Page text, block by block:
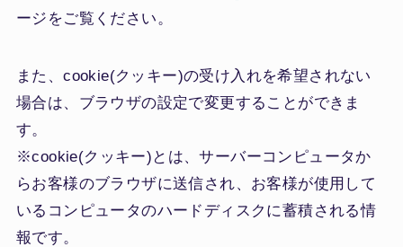
ージをご覧ください。
また、cookie(クッキー)の受け入れを希望されない
場合は、ブラウザの設定で変更することができま
す。
※cookie(クッキー)とは、サーバーコンピュータか
らお客様のブラウザに送信され、お客様が使用して
いるコンピュータのハードディスクに蓄積される情
報です。